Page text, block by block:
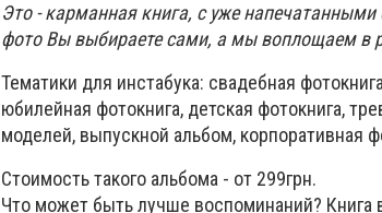
Это - карманная книга, с уже
фото Вы выбираете сами, а мы воплощаем в
Тематики для инстабука: свадебная
юбилейная фотокнига, детская фотокнига,
моделей, выпускной альбом, корпоративная
Стоимость такого альбома - от 299грн.
Что может быть лучше воспоминаний?